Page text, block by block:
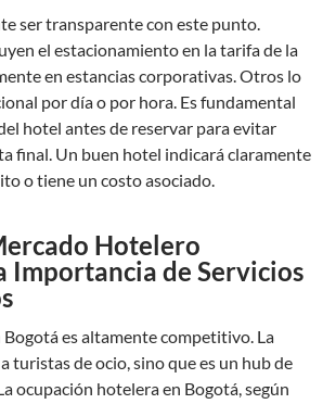
ser transparente con este punto.
el estacionamiento en la tarifa de la
en estancias corporativas. Otros lo
por día o por hora. Es fundamental
hotel antes de reservar para evitar
final. Un buen hotel indicará claramente
o tiene un costo asociado.
Hotelero
Importancia de Servicios
es altamente competitivo. La
turistas de ocio, sino que es un hub de
ocupación hotelera en Bogotá, según